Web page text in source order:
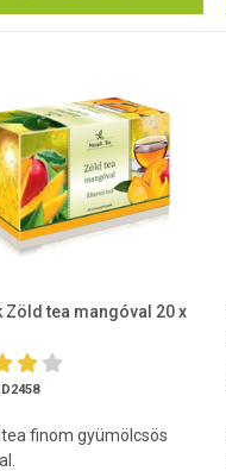
Zöld tea mangóval 20 x
finom gyümölcsös